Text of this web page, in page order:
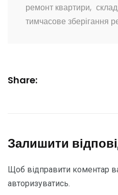
ремонт квартири,
тимчасове зберігання
Share:
Залишити
Щоб відправити коментар
авторизуватись.